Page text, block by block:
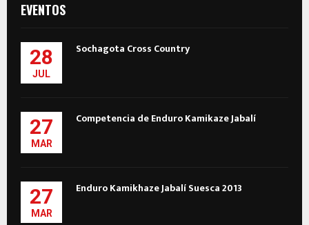
EVENTOS
28
JUL
Sochagota Cross Country
27
MAR
Competencia de Enduro Kamikaze Jabalí
27
MAR
Enduro Kamikhaze Jabalí Suesca 2013